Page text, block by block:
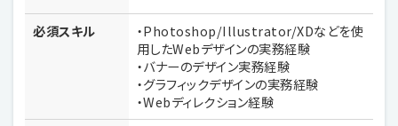
必須スキル
・Photoshop/Illustrator/XDなどを使
用したWebデザインの実務経験
・バナーのデザイン実務経験
・グラフィックデザインの実務経験
・Webディレクション経験